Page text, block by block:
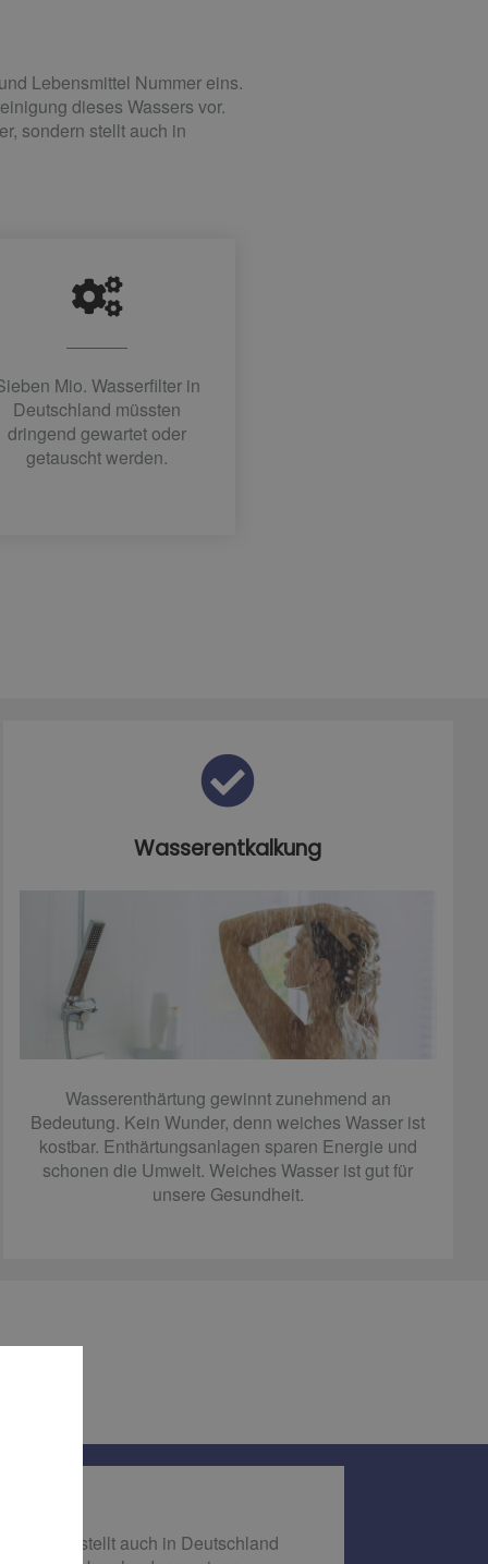
Lebensmittel Nummer eins.
dieses Wassers vor.
sondern stellt auch in
Mio. Wasserfilter in
Deutschland müssten
dringend gewartet oder
getauscht werden.
Wasserentkalkung
Wasserenthärtung gewinnt zunehmend an
Bedeutung. Kein Wunder, denn weiches Wasser ist
kostbar. Enthärtungsanlagen sparen Energie und
schonen die Umwelt. Weiches Wasser ist gut für
unsere Gesundheit.
sondern stellt auch in Deutschland